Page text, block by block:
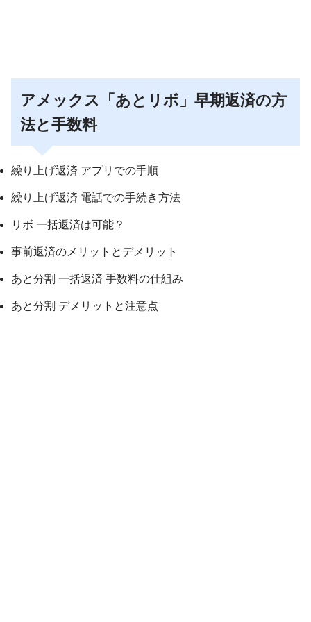
アメックス「あとリボ」早期返済の方
法と手数料
繰り上げ返済 アプリでの手順
繰り上げ返済 電話での手続き方法
リボ 一括返済は可能？
事前返済のメリットとデメリット
あと分割 一括返済 手数料の仕組み
あと分割 デメリットと注意点